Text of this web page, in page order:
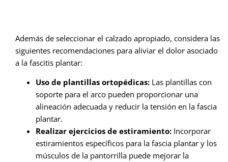
Además de seleccionar el calzado apropiado, considera las
siguientes recomendaciones para aliviar el dolor asociado
a la fascitis plantar:
Uso de plantillas ortopédicas: Las plantillas con
soporte para el arco pueden proporcionar una
alineación adecuada y reducir la tensión en la fascia
plantar.
Realizar ejercicios de estiramiento: Incorporar
estiramientos específicos para la fascia plantar y los
músculos de la pantorrilla puede mejorar la